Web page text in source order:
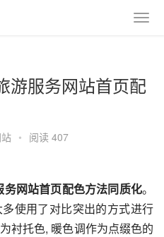
游服务网站首页配
• 阅读 407
网站首页配色方法同质化。
使用了对比突出的方式进行
衬托色, 暖色调作为点缀色的